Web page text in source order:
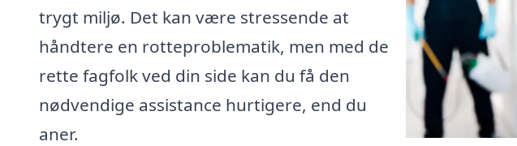
trygt miljø. Det kan være stressende at
håndtere en rotteproblematik, men med de
rette fagfolk ved din side kan du få den
nødvendige assistance hurtigere, end du
aner.